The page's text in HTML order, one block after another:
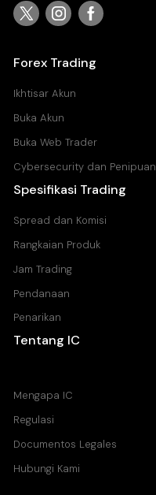
Forex Trading
Ikhtisar Akun
Buka Akun
Buka Web Trader
Cybersecurity dan Penipuan
Spesifikasi Trading
Spread dan Komisi
Rangkaian Produk
Jam Trading
Pendanaan
Penarikan
Tentang IC
Mengapa IC
Regulasi
Documentos Legales
Hubungi Kami